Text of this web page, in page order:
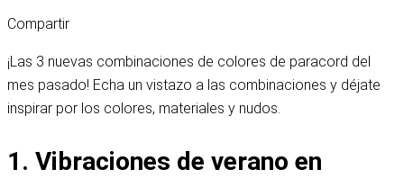
Compartir
¡Las 3 nuevas combinaciones de colores de paracord del
mes pasado! Echa un vistazo a las combinaciones y déjate
inspirar por los colores, materiales y nudos.
1. Vibraciones de verano en